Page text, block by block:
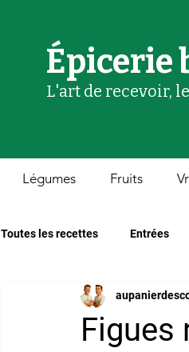
Épicerie
L'art de recevoir,
Légumes Fruits
Toutes les recettes Entrées
Figues